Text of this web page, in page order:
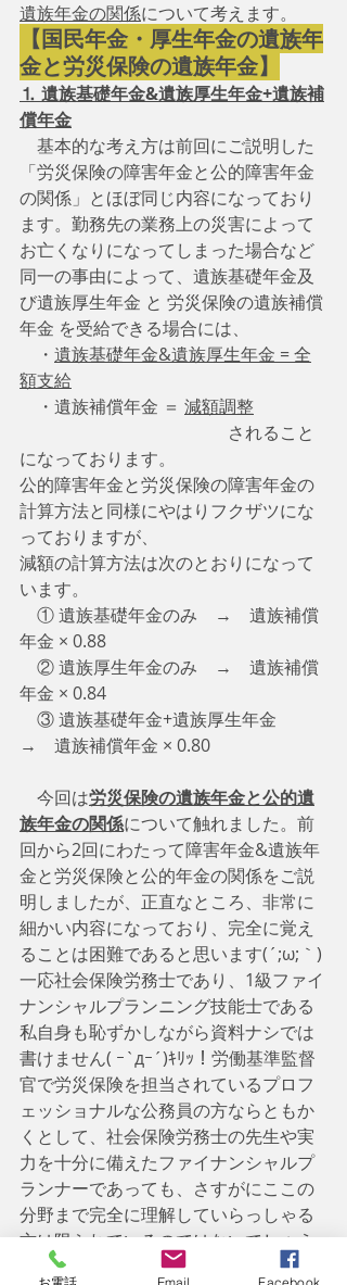
遺族年金の関係について考えます。
【国民年金・厚生年金の遺族年
金と労災保険の遺族年金】
⒈ 遺族基礎年金&遺族厚生年金+遺族補
償年金
基本的な考え方は前回にご説明した
「労災保険の障害年金と公的障害年金
の関係」とほぼ同じ内容になっており
ます。勤務先の業務上の災害によって
お亡くなりになってしまった場合など
同一の事由によって、遺族基礎年金及
び遺族厚生年金 と 労災保険の遺族補償
年金 を受給できる場合には、
・ 遺族基礎年金&遺族厚生年金 = 全
額支給
・遺族補償年金 ＝ 減額調整
されること
になっております。
公的障害年金と労災保険の障害年金の
計算方法と同様にやはりフクザツにな
っておりますが、
減額の計算方法は次のとおりになって
います。
① 遺族基礎年金のみ　→　遺族補償
年金 × 0.88
年金 × 0.84
→　遺族補償年金 × 0.80
今回は労災保険の遺族年金と公的遺
族年金の関係について触れました。前
回から2回にわたって障害年金&遺族年
金と労災保険と公的年金の関係をご説
明しましたが、正直なところ、非常に
細かい内容になっており、完全に覚え
ることは困難であると思います(´;ω;｀)
一応社会保険労務士であり、1級ファイ
ナンシャルプランニング技能士である
私自身も恥ずかしながら資料ナシでは
書けません( ｰ`дｰ´)ｷﾘｯ！労働基準監督
官で労災保険を担当されているプロフ
ェッショナルな公務員の方ならともか
くとして、社会保険労務士の先生や実
力を十分に備えたファイナンシャルプ
ランナーであっても、さすがにここの
分野まで完全に理解していらっしゃる
方は限られているのではないでしょう
か。。。逆にここまで完璧に理解して
お電話 Email Facebook